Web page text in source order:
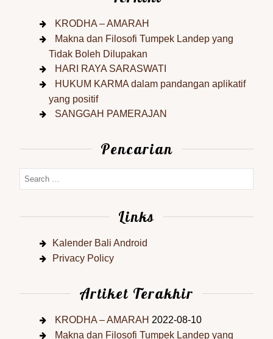
KRODHA – AMARAH
Makna dan Filosofi Tumpek Landep yang
Tidak Boleh Dilupakan
HARI RAYA SARASWATI
HUKUM KARMA dalam pandangan aplikatif
yang positif
SANGGAH PAMERAJAN
Pencarian
Links
Kalender Bali Android
Privacy Policy
Artiket Terakhir
KRODHA – AMARAH 2022-08-10
Makna dan Filosofi Tumpek Landep yang